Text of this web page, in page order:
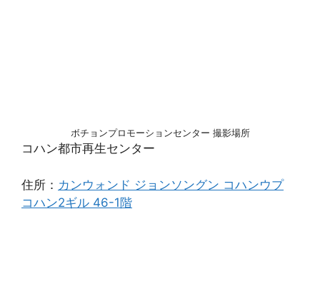
ボチョンプロモーションセンター 撮影場所
コハン都市再生センター
住所： カンウォンド ジョンソングン コハンウプ
コハン2ギル 46-1階